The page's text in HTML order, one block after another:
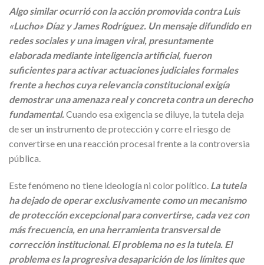
Algo similar ocurrió con la acción promovida contra Luis
«Lucho» Díaz y James Rodríguez. Un mensaje difundido en
redes sociales y una imagen viral, presuntamente
elaborada mediante inteligencia artificial, fueron
suficientes para activar actuaciones judiciales formales
frente a hechos cuya relevancia constitucional exigía
demostrar una amenaza real y concreta contra un derecho
fundamental. Cuando esa exigencia se diluye, la tutela deja
de ser un instrumento de protección y corre el riesgo de
convertirse en una reacción procesal frente a la controversia
pública.
Este fenómeno no tiene ideología ni color político. La tutela
ha dejado de operar exclusivamente como un mecanismo
de protección excepcional para convertirse, cada vez con
más frecuencia, en una herramienta transversal de
corrección institucional. El problema no es la tutela. El
problema es la progresiva desaparición de los límites que